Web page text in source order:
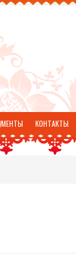
КОНТАКТЫ